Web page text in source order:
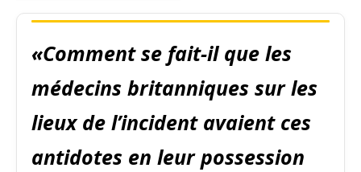
«Comment se fait-il que les
médecins britanniques sur les
lieux de l’incident avaient ces
antidotes en leur possession